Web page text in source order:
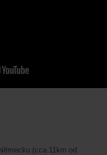
(cca 11km od